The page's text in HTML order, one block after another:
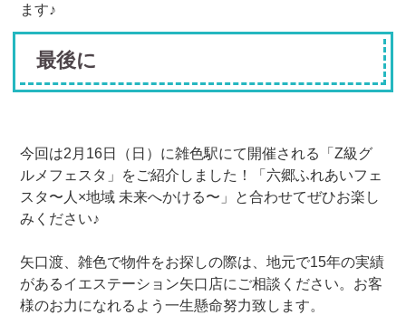
ます♪
最後に
今回は2月16日（日）に雑色駅にて開催される「Z級グ
ルメフェスタ」をご紹介しました！「六郷ふれあいフェ
スタ〜人×地域 未来へかける〜」と合わせてぜひお楽し
みください♪
矢口渡、雑色で物件をお探しの際は、地元で15年の実績
があるイエステーション矢口店にご相談ください。お客
様のお力になれるよう一生懸命努力致します。